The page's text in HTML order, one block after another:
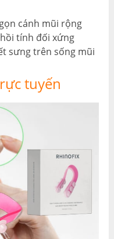
cánh mũi rộng
tính đối xứng
sưng trên sống mũi
tuyến